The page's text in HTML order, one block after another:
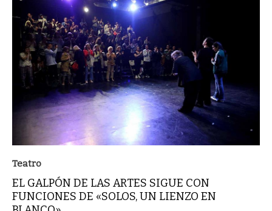
Teatro
EL GALPÓN DE LAS ARTES SIGUE CON
FUNCIONES DE «SOLOS, UN LIENZO EN